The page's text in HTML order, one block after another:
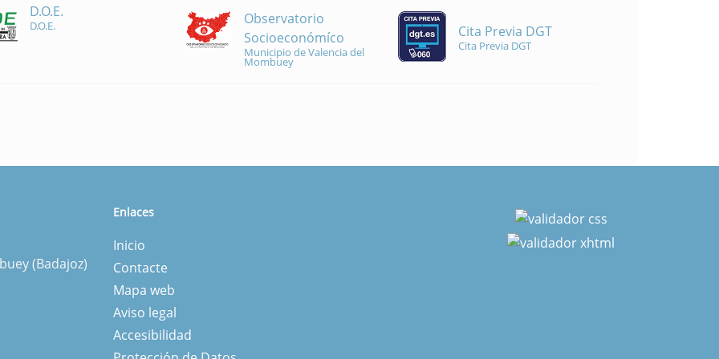
D.O.E.
D.O.E.
Observatorio
Socioeconómíco
Municipio de Valencia del
Mombuey
Cita Previa DGT
Cita Previa DGT
(Badajoz)
Enlaces
Inicio
Contacte
Mapa web
Aviso legal
Accesibilidad